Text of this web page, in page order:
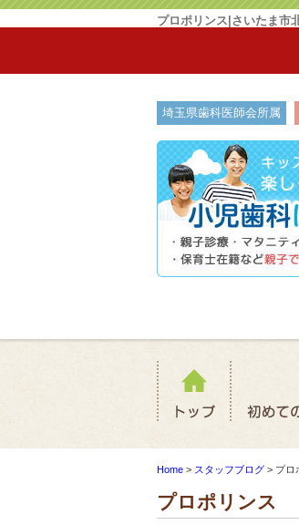
プロポリンス|さいたま市
埼玉県歯科医師会所属
Home > スタッフブログ > プロ
プロポリンス